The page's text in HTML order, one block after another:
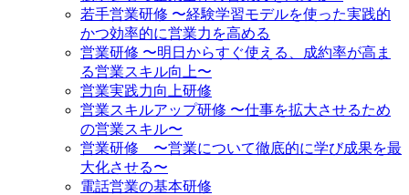
若手営業研修 〜経験学習モデルを使った実践的
かつ効率的に営業力を高める
営業研修 〜明日からすぐ使える、成約率が高ま
る営業スキル向上〜
営業実践力向上研修
営業スキルアップ研修 〜仕事を拡大させるため
の営業スキル〜
営業研修 〜営業について徹底的に学び成果を最
大化させる〜
電話営業の基本研修